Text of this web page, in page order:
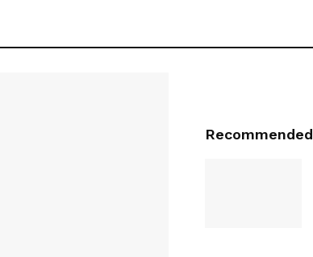
Recommended